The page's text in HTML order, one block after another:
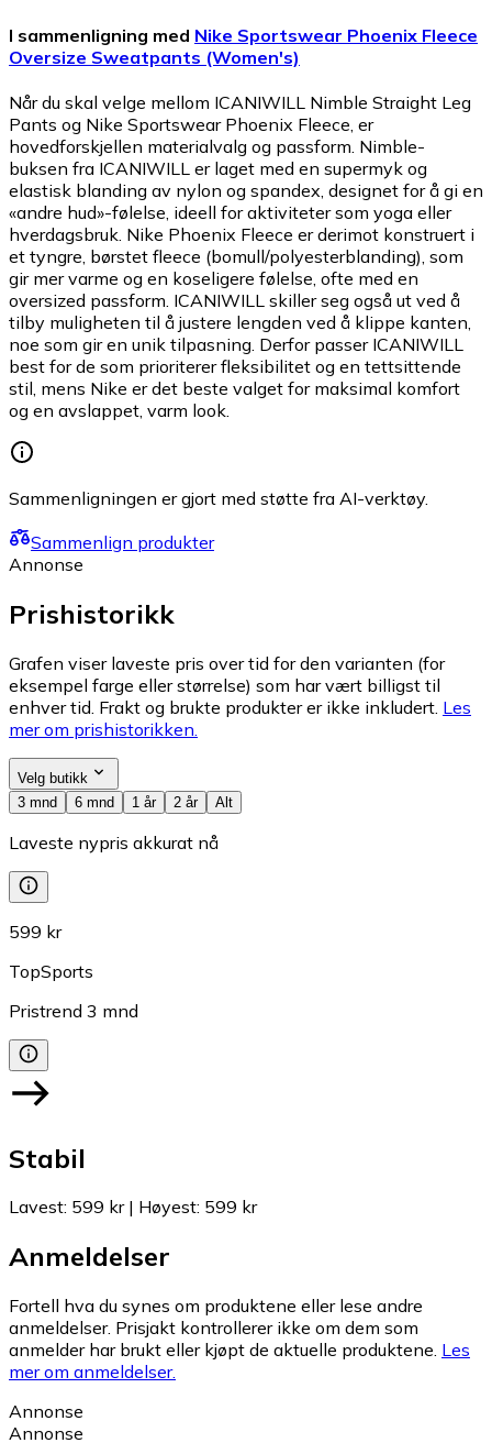
I sammenligning med Nike Sportswear Phoenix Fleece
Oversize Sweatpants (Women's)
Når du skal velge mellom ICANIWILL Nimble Straight Leg
Pants og Nike Sportswear Phoenix Fleece, er
hovedforskjellen materialvalg og passform. Nimble-
buksen fra ICANIWILL er laget med en supermyk og
elastisk blanding av nylon og spandex, designet for å gi en
«andre hud»-følelse, ideell for aktiviteter som yoga eller
hverdagsbruk. Nike Phoenix Fleece er derimot konstruert i
et tyngre, børstet fleece (bomull/polyesterblanding), som
gir mer varme og en koseligere følelse, ofte med en
oversized passform. ICANIWILL skiller seg også ut ved å
tilby muligheten til å justere lengden ved å klippe kanten,
noe som gir en unik tilpasning. Derfor passer ICANIWILL
best for de som prioriterer fleksibilitet og en tettsittende
stil, mens Nike er det beste valget for maksimal komfort
og en avslappet, varm look.
Sammenligningen er gjort med støtte fra AI-verktøy.
Sammenlign produkter
Annonse
Prishistorikk
Grafen viser laveste pris over tid for den varianten (for
eksempel farge eller størrelse) som har vært billigst til
enhver tid. Frakt og brukte produkter er ikke inkludert. Les
mer om prishistorikken.
Velg butikk
3 mnd
6 mnd 1 år 2 år Alt
Laveste nypris akkurat nå
599 kr
TopSports
Pristrend 3 mnd
Stabil
Lavest: 599 kr| Høyest: 599 kr
Anmeldelser
Fortell hva du synes om produktene eller lese andre
anmeldelser. Prisjakt kontrollerer ikke om dem som
anmelder har brukt eller kjøpt de aktuelle produktene. Les
mer om anmeldelser.
Annonse
Annonse